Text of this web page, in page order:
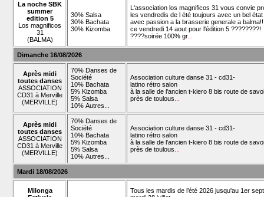
La noche SBK
summer
edition 5
Los magnificos
31
(BALMA)
30% Salsa
30% Bachata
30% Kizomba
L'association los magnificos 31 vous convie
les vendredis de l été toujours avec un bel
avec passion a la brasserie generale a
ce vendredi 14 aout pour l'édition 5 ????????!
????soirée 100% gr...
Dimanche 16/08/2026
Après midi
toutes danses
ASSOCIATION
CD31 à Merville
(MERVILLE)
70% Danses de
Société
10% Bachata
5% Kizomba
5% Salsa
10% Autres...
Association culture danse 31 - cd31-
latino rétro salon
à la salle de l'ancien t-kiero 8 bis route de
près de toulous
Après midi
toutes danses
ASSOCIATION
CD31 à Merville
(MERVILLE)
70% Danses de
Société
10% Bachata
5% Kizomba
5% Salsa
10% Autres...
Association culture danse 31 - cd31-
latino rétro salon
à la salle de l'ancien t-kiero 8 bis route de
près de toulous
Mardi 18/08/2026
Milonga
Tous les mardis de l’été 2026 jusqu'au 1er